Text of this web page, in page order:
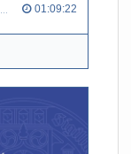
Wissenschaftsfreiheit und Wissenschaftsverantwortung 01:09:22